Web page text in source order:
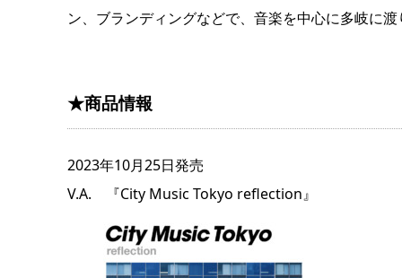
ン、ブランディングなどで、音楽を中心に多岐に渡
★商品情報
2023年10月25日発売
V.A. 『City Music Tokyo reflection』